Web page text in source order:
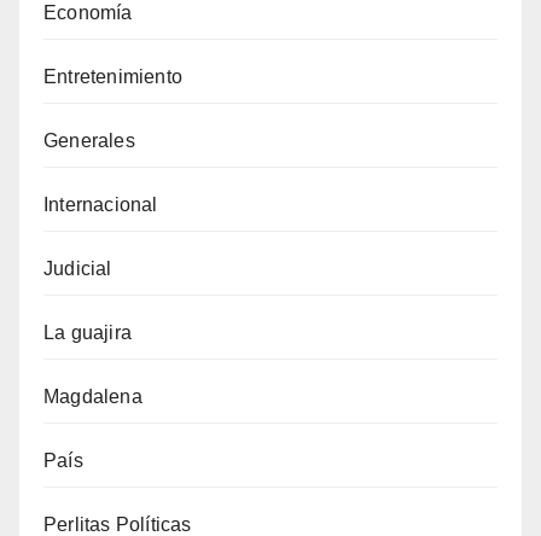
Economía
Entretenimiento
Generales
Internacional
Judicial
La guajira
Magdalena
País
Perlitas Políticas